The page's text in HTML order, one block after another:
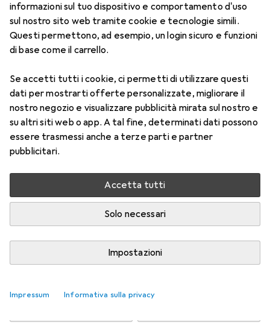
informazioni sul tuo dispositivo e comportamento d'uso
sul nostro sito web tramite cookie e tecnologie simili.
Questi permettono, ad esempio, un login sicuro e funzioni
di base come il carrello.
Se accetti tutti i cookie, ci permetti di utilizzare questi
dati per mostrarti offerte personalizzate, migliorare il
nostro negozio e visualizzare pubblicità mirata sul nostro e
su altri siti web o app. A tal fine, determinati dati possono
essere trasmessi anche a terze parti e partner
pubblicitari.
Accetta tutti
Solo necessari
Impostazioni
Impressum Informativa sulla privacy
1 Immagine
−11%
Air Optix HydraGlyde per
l'astigmatismo 6
-1, Obiettivo mensile, 6 pz., Torico
Prezzo in EUR IVA incl.
Valutazioni
Consegna tra lun, 17/8 e mer, 19/8
Più di 10 pezzi in stock presso il fornitore